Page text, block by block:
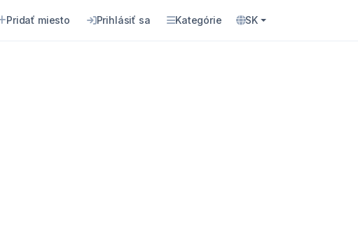
Pridať miesto Prihlásiť sa Kategórie SK